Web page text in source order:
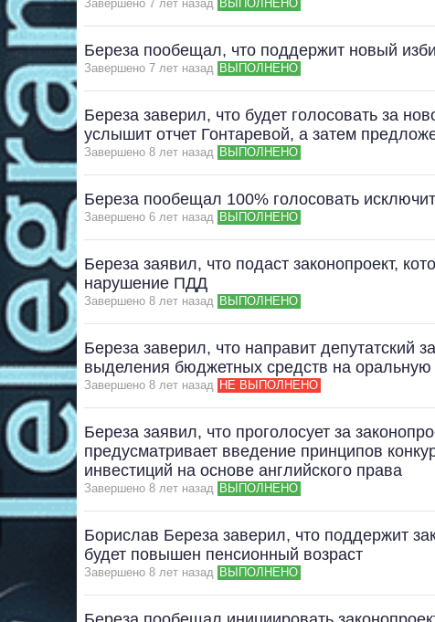
Завершено 7 лет назад ВЫПОЛНЕНО
Береза ​​пообещал, что поддержит новый
Завершено 7 лет назад ВЫПОЛНЕНО
Береза ​​заверил, что будет голосовать за
услышит отчет Гонтаревой, а затем
Завершено 8 лет назад ВЫПОЛНЕНО
Береза пообещал 100% голосовать
Завершено 6 лет назад ВЫПОЛНЕНО
Береза заявил, что подаст законопроект,
нарушение ПДД
Завершено 8 лет назад ВЫПОЛНЕНО
Береза ​​заверил, что направит депутатский
выделения бюджетных средств на
Завершено 8 лет назад НЕ ВЫПОЛНЕНО
Береза заявил, что проголосует за
предусматривает введение принципов
инвестиций на основе английского права
Завершено 8 лет назад ВЫПОЛНЕНО
Борислав Береза ​​заверил, что поддержит
будет повышен пенсионный возраст
Завершено 8 лет назад ВЫПОЛНЕНО